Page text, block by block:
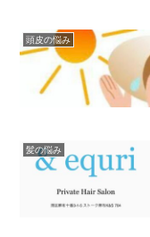
頭皮の悩み
髪の悩み